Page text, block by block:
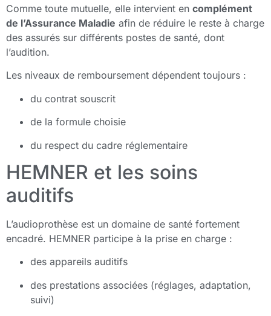
Comme toute mutuelle, elle intervient en complément
de l’Assurance Maladie afin de réduire le reste à charge
des assurés sur différents postes de santé, dont
l’audition.
Les niveaux de remboursement dépendent toujours :
du contrat souscrit
de la formule choisie
du respect du cadre réglementaire
HEMNER et les soins
auditifs
L’audioprothèse est un domaine de santé fortement
encadré. HEMNER participe à la prise en charge :
des appareils auditifs
des prestations associées (réglages, adaptation,
suivi)